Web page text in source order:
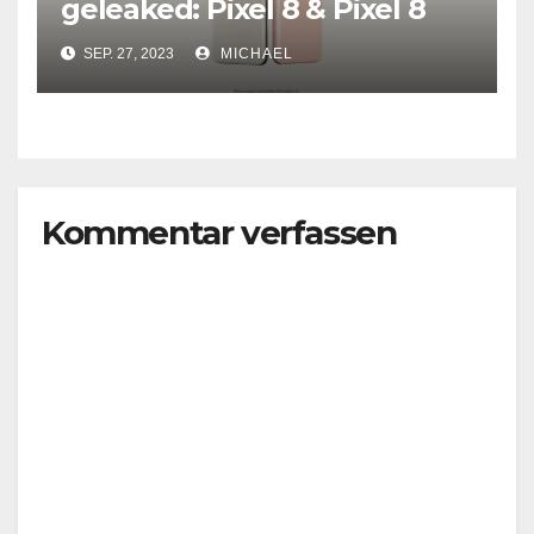
geleaked: Pixel 8 & Pixel 8
Pro
SEP. 27, 2023 MICHAEL
Kommentar verfassen